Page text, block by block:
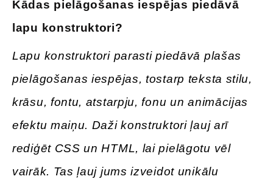
Kādas pielāgošanas iespējas piedāvā
lapu konstruktori?
Lapu konstruktori parasti piedāvā plašas
pielāgošanas iespējas, tostarp teksta stilu,
krāsu, fontu, atstarpju, fonu un animācijas
efektu maiņu. Daži konstruktori ļauj arī
rediģēt CSS un HTML, lai pielāgotu vēl
vairāk. Tas ļauj jums izveidot unikālu